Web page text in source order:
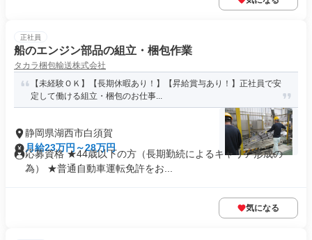
正社員
船のエンジン部品の組立・梱包作業
タカラ梱包輸送株式会社
【未経験ＯＫ】【長期休暇あり！】【昇給賞与あり！】正社員で安
定して働ける組立・梱包のお仕事...
静岡県湖西市白須賀
月給23万円～28万円
応募資格 ★44歳以下の方（長期勤続によるキャリア形成の
為） ★普通自動車運転免許をお...
気になる